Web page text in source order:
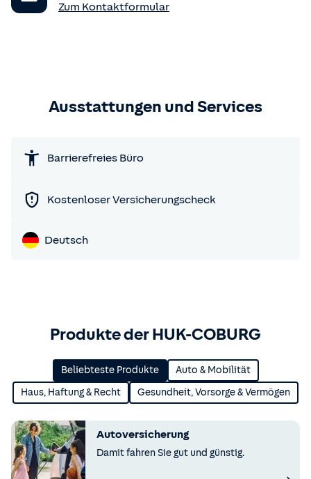
Zum Kontaktformular
Ausstattungen und Services
Barrierefreies Büro
Kostenloser Versicherungscheck
Deutsch
Produkte der HUK-COBURG
Beliebteste Produkte Auto & Mobilität
Haus, Haftung & Recht Gesundheit, Vorsorge & Vermögen
Autoversicherung
Damit fahren Sie gut und günstig.